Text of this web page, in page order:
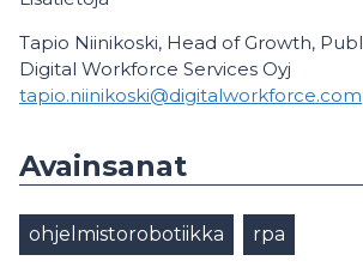
Tapio Niinikoski, Head of Growth,
Digital Workforce Services Oyj
tapio.niinikoski@digitalworkforce.com
Avainsanat
ohjelmistorobotiikka rpa